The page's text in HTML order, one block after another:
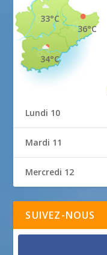
36°C
33°C
34°C
Lundi 10
Mardi 11
Mercredi 12
SUIVEZ-NOUS